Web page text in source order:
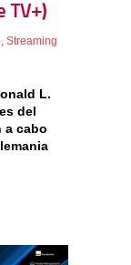
TV+)
, Streaming
L.
del
a cabo